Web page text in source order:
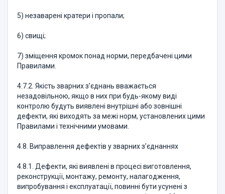
5) незаварені кратери і пропали;
6) свищі;
7) зміщення кромок понад норми, передбачені цими
Правилами.
4.7.2. Якість зварних з’єднань вважається
незадовільною, якщо в них при будь-якому виді
контролю будуть виявлені внутрішні або зовнішні
дефекти, які виходять за межі норм, установлених цими
Правилами і технічними умовами.
4.8. Виправлення дефектів у зварних з’єднаннях
4.8.1. Дефекти, які виявлені в процесі виготовлення,
реконструкції, монтажу, ремонту, налагодження,
випробування і експлуатації, повинні бути усунені з